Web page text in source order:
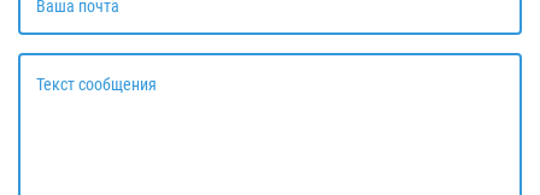
Ваша почта
Текст сообщения